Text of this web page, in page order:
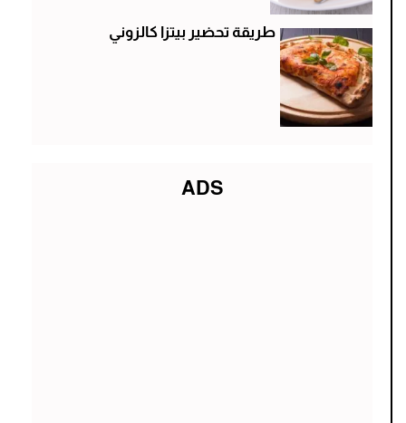
طريقة تحضير بيتزا كالزوني
ADS